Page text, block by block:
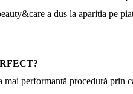
a dus la apariția pe
performantă procedură prin